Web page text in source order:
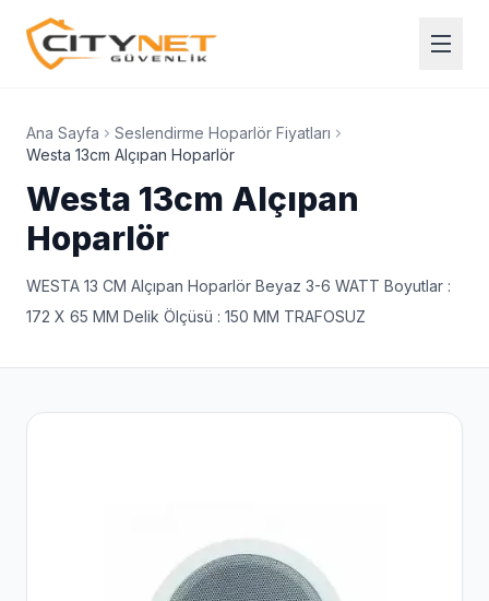
Ana Sayfa
Seslendirme Hoparlör Fiyatları
Westa 13cm Alçıpan Hoparlör
Westa 13cm Alçıpan
Hoparlör
WESTA 13 CM Alçıpan Hoparlör Beyaz 3-6 WATT Boyutlar :
172 X 65 MM Delik Ölçüsü : 150 MM TRAFOSUZ